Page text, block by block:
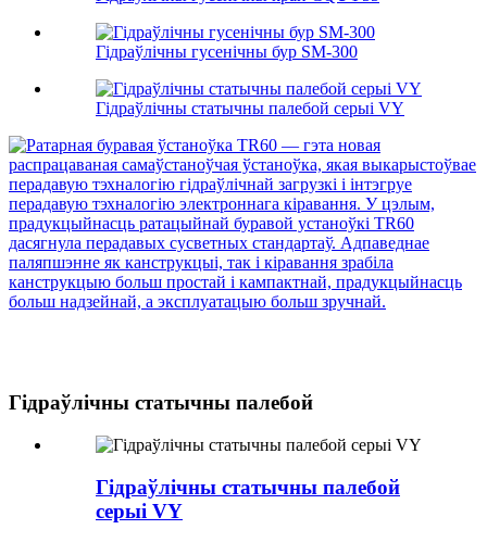
Гідраўлічны гусенічны бур SM-300
Гідраўлічны статычны палебой серыі VY
Гідраўлічны статычны палебой
Гідраўлічны статычны палебой
серыі VY